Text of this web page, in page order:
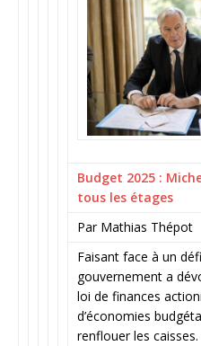
Budget 2025 :
tous les étages
Par Mathias Thépot
Faisant face à un
gouvernement a
loi de finances
d’économies
renflouer les